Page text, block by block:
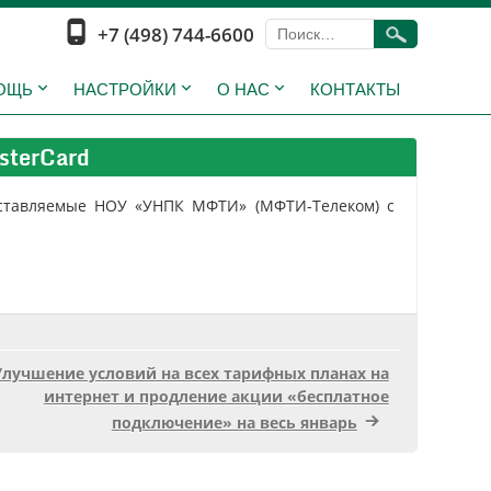
+7 (498) 744-6600
НАСТРОЙКИ О НАС КОНТАКТЫ
НОУ «УНПК МФТИ» (МФТИ-Телеком) с
условий на всех тарифных планах на
интернет и продление акции «бесплатное
подключение» на весь январь